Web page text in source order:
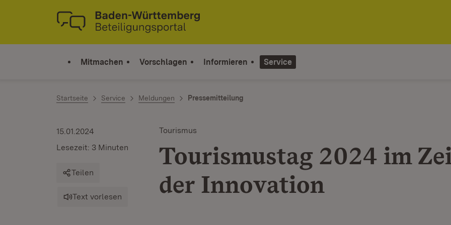
Zum Inhalt springen
Link zur Startseite
Mitmachen Vorschlagen Informieren Service
Startseite Service Meldungen Pressemitteilung
Tourismus
Tourismustag 2024 im
der Innovation
15.01.2024
Lesezeit: 3 Minuten
Teilen
Text vorlesen